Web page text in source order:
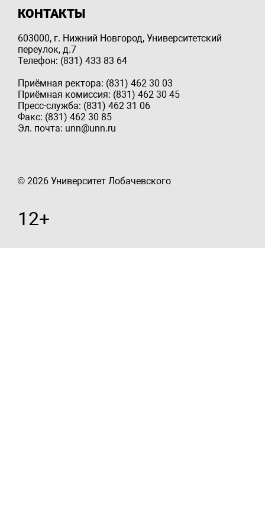
КОНТАКТЫ
603000, г. Нижний Новгород, Университетский
переулок, д.7
Телефон: (831) 433 83 64
Приёмная ректора: (831) 462 30 03
Приёмная комиссия: (831) 462 30 45
Пресс-служба: (831) 462 31 06
Факс: (831) 462 30 85
Эл. почта: unn@unn.ru
© 2026 Университет Лобачевского
12+